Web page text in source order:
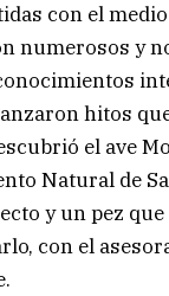
con el
numerosos y
hitos
el ave
Natural de
y un pez
con el